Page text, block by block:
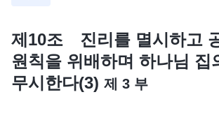
제10조 진리를 멸시하고
원칙을 위배하며 하나님 집
무시한다(3) 제 3 부